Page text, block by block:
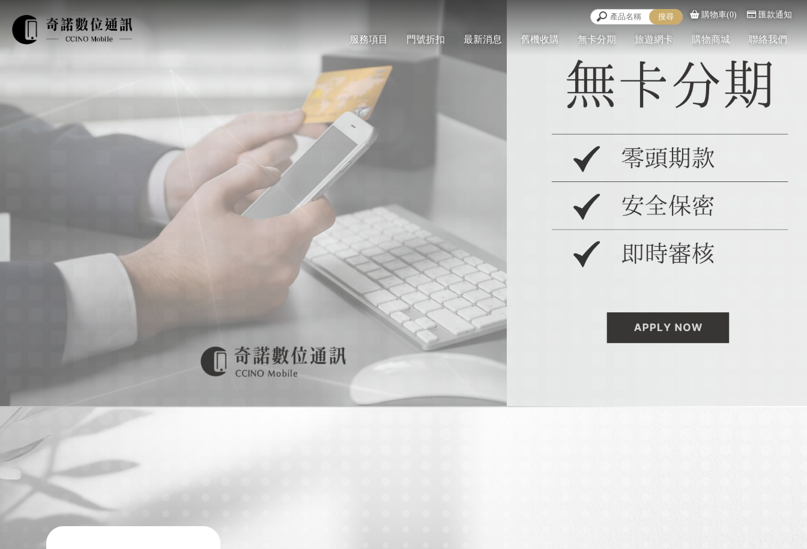
購物車(0) 匯款通知
服務項目 門號折扣 最新消息 舊機收購 無卡分期 旅遊網卡 購物商城 聯絡我們
手機買賣
台南手機買賣
安平區手機買賣
門號申辦
台南門號申辦